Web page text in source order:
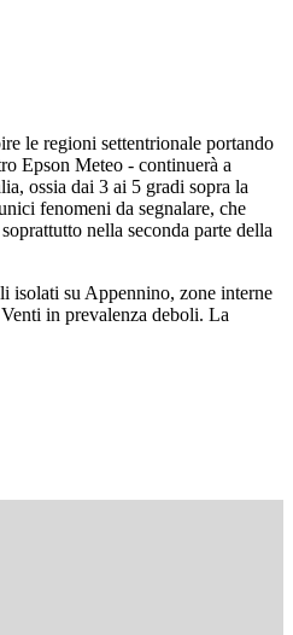
le regioni settentrionale portando
Epson Meteo - continuerà a
ossia dai 3 ai 5 gradi sopra la
fenomeni da segnalare, che
nella seconda parte della
isolati su Appennino, zone interne
in prevalenza deboli. La